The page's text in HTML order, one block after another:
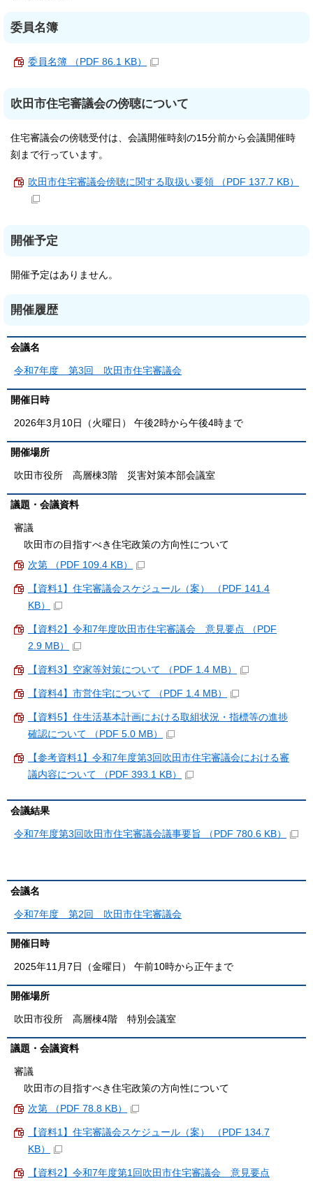
委員名簿
委員名簿 （PDF 86.1 KB）
吹田市住宅審議会の傍聴について
住宅審議会の傍聴受付は、会議開催時刻の15分前から会議開催時
刻まで行っています。
吹田市住宅審議会傍聴に関する取扱い要領 （PDF 137.7 KB）
開催予定
開催予定はありません。
開催履歴
会議名
令和7年度 第3回 吹田市住宅審議会
開催日時
2026年3月10日（火曜日） 午後2時から午後4時まで
開催場所
吹田市役所 高層棟3階 災害対策本部会議室
議題・会議資料
審議
吹田市の目指すべき住宅政策の方向性について
次第 （PDF 109.4 KB）
【資料1】住宅審議会スケジュール（案） （PDF 141.4
KB）
【資料2】令和7年度吹田市住宅審議会 意見要点 （PDF
2.9 MB）
【資料3】空家等対策について （PDF 1.4 MB）
【資料4】市営住宅について （PDF 1.4 MB）
【資料5】住生活基本計画における取組状況・指標等の進捗
確認について （PDF 5.0 MB）
【参考資料1】令和7年度第3回吹田市住宅審議会における審
議内容について （PDF 393.1 KB）
会議結果
令和7年度第3回吹田市住宅審議会議事要旨 （PDF 780.6 KB）
会議名
令和7年度 第2回 吹田市住宅審議会
開催日時
2025年11月7日（金曜日） 午前10時から正午まで
開催場所
吹田市役所 高層棟4階 特別会議室
議題・会議資料
審議
吹田市の目指すべき住宅政策の方向性について
次第 （PDF 78.8 KB）
【資料1】住宅審議会スケジュール（案） （PDF 134.7
KB）
【資料2】令和7年度第1回吹田市住宅審議会 意見要点